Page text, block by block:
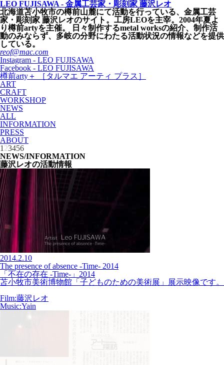
LEO FUJISAWA - 金属工芸家・彫刻家 藤沢レオ
北海道苫小牧市の樽前山麓にて活動を行っている、金属工芸
家・彫刻家 藤沢レオのサイト。工房LEOを主宰。2004年夏よ
り樽前artyを主催。 日々制作するmetal worksの紹介、制作活
動のみならず、多岐の分野にわたる活動状況の情報などを提供
している。
reof@mac.com
Instagram - LEO FUJISAWA
Facebook - LEO FUJISAWA
樽前arty＋ ［タルマエ アーティ プラス］
ART
CRAFT
WORKSHOP
NEWS
ALL
INFORMATION
PRESS
ABOUT
1 23456
NEWS/INFORMATION
藤沢レオの活動情報
2014.2.10
The presence of absence -Time- 2014
「不在の存在 -Time-」2014
苫小牧市美術博物館「子どものための美術展」展示映像です。
Film:藤沢レオ
Music:Yain